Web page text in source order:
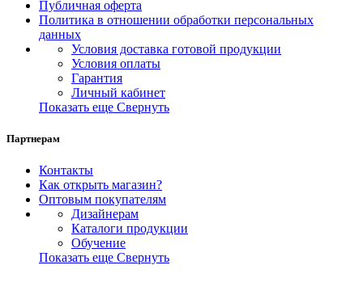
Публичная оферта
Политика в отношении обработки персональных
данных
Условия доставка готовой продукции
Условия оплаты
Гарантия
Личный кабинет
Показать еще Свернуть
Партнерам
Контакты
Как открыть магазин?
Оптовым покупателям
Дизайнерам
Каталоги продукции
Обучение
Показать еще Свернуть